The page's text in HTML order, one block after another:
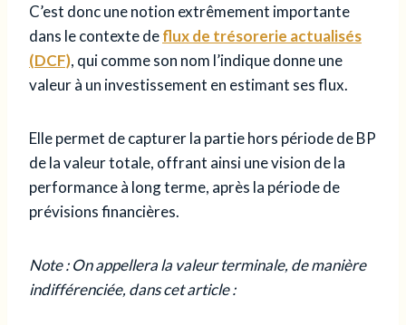
C’est donc une notion extrêmement importante
dans le contextedeflux de trésorerie actualisés
(DCF), qui comme son nom l’indique donne une
valeur à un investissement en estimant ses flux.
Elle permet de capturer la partie hors période de BP
de la valeur totale, offrant ainsi une vision de la
performance à long terme, après la période de
prévisions financières.
Note : On appellera la valeur terminale, de manière
indifférenciée, dans cet article :